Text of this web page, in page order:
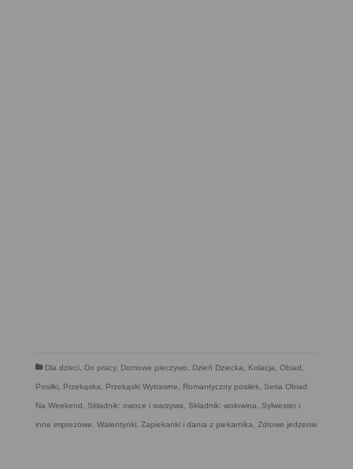
Dla dzieci, Do pracy, Domowe pieczywo, Dzień Dziecka, Kolacja, Obiad ,
Posiłki, Przekąska, Przekąski Wytrawne, Romantyczny posiłek, Seria Obiad
Na Weekend , Składnik: owoce i warzywa, Składnik: wołowina, Sylwester i
inne imprezowe, Walentynki, Zapiekanki i dania z piekarnika, Zdrowe jedzenie